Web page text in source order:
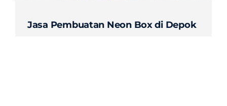
Jasa Pembuatan Neon Box di Depok